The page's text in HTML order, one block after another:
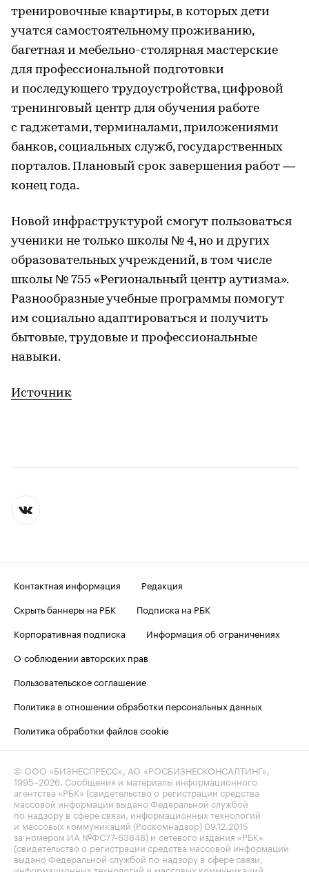
тренировочные квартиры, в которых дети
учатся самостоятельному проживанию,
багетная и мебельно-столярная мастерские
для профессиональной подготовки
и последующего трудоустройства, цифровой
тренинговый центр для обучения работе
с гаджетами, терминалами, приложениями
банков, социальных служб, государственных
порталов. Плановый срок завершения работ —
конец года.
Новой инфраструктурой смогут пользоваться
ученики не только школы № 4, но и других
образовательных учреждений, в том числе
школы № 755 «Региональный центр аутизма».
Разнообразные учебные программы помогут
им социально адаптироваться и получить
бытовые, трудовые и профессиональные
навыки.
Источник
Контактная информация
Редакция
Скрыть баннеры на РБК
Подписка на РБК
Корпоративная подписка
Информация об ограничениях
О соблюдении авторских прав
Пользовательское соглашение
Политика в отношении обработки персональных данных
Политика обработки файлов cookie
© ООО «БИЗНЕСПРЕСС», АО «РОСБИЗНЕСКОНСАЛТИНГ»,
1995–2026. Сообщения и материалы информационного
агентства «РБК» (свидетельство о регистрации средства
массовой информации выдано Федеральной службой
по надзору в сфере связи, информационных технологий
и массовых коммуникаций (Роскомнадзор) 09.12.2015
за номером ИА №ФС77-63848) и сетевого издания «РБК»
(свидетельство о регистрации средства массовой информации
выдано Федеральной службой по надзору в сфере связи,
информационных технологий и массовых коммуникаций